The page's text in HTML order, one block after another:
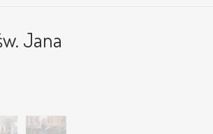
Jana